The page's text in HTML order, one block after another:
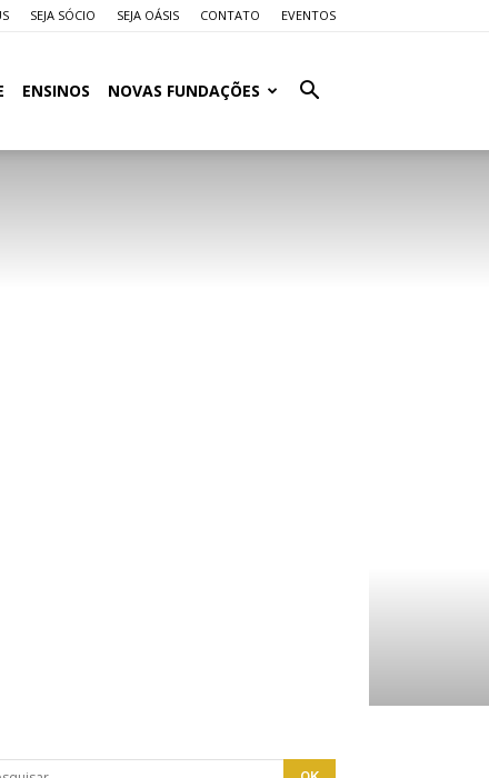
SEJA SÓCIO SEJA OÁSIS CONTATO EVENTOS
ENSINOS NOVAS FUNDAÇÕES